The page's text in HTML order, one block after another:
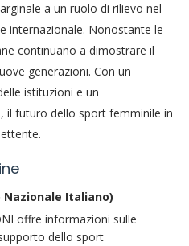
a un ruolo di rilievo nel
internazionale. Nonostante le
continuano a dimostrare il
generazioni. Con un
istituzioni e un
il futuro dello sport femminile in
Nazionale Italiano)
offre informazioni sulle
dello sport